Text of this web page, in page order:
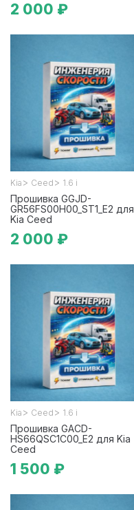
2 000 ₽
Kia > Ceed > 1.6 i
Прошивка GGJD-
GR56FS00H00_ST1_E2 для
Kia Ceed
2 000 ₽
Kia > Ceed > 1.6 i
Прошивка GACD-
HS66QSC1C00_E2 для Kia
Ceed
1 500 ₽